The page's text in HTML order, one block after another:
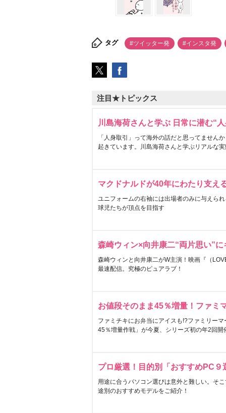
タグ #ツイッター発 #インスタ発
注目★トピックス
川島海荷さんと学ぶ 日常に潜む“
「人身取引」って海外の話だと思ってません
起きています。川島海荷さんと学ぶリアルな
マクドナルドが40年にわたり支え
ユニフォームの右袖には出場者のみに与えら
球児たちが頂点を目指す
森崎ウィン×向井康二“両片思い”
森崎ウィンと向井康二がW主演！映画『（
最速配信。究極のピュアラブ！
お値段そのまま45％増量！ファミ
ファミチキにお弁当にアイスも!?ファミリー
45％増量作戦」が今夏、シリーズ初の年2回開
プロ厳選！目的別「おすすめPC９
用途に合うパソコン選びは意外と難しい。そ
途別のおすすめモデルをご紹介！